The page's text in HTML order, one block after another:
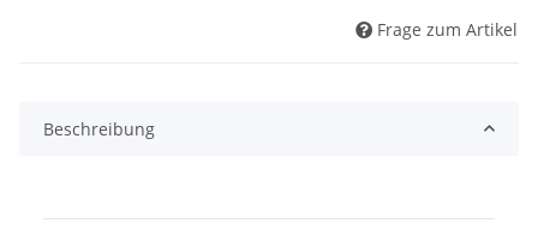
Frage zum Artikel
Beschreibung